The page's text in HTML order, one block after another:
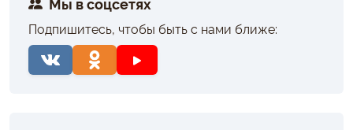
Подпишитесь, чтобы быть с нами ближе: